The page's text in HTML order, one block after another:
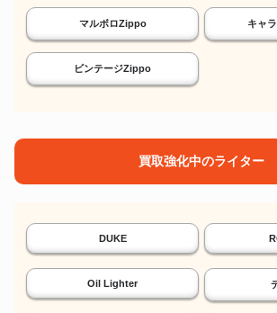
マルボロZippo キャ
ビンテージZippo
買取強化中のライター
DUKE
Oil Lighter